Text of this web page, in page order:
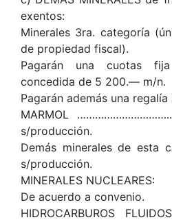
exentos:
Minerales 3ra. categoría
de propiedad fiscal).
Pagarán una cuotas
concedida de 5 200.— m/n.
Pagarán además una
MARMOL
s/producción.
Demás minerales de esta
s/producción.
MINERALES NUCLEARES:
De acuerdo a convenio.
HIDROCARBUROS